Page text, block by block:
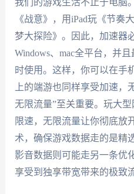
我们的游戏生活不止于电脑
《战意》，用iPad玩《节奏
梦大探险》。因此，加速器
Windows、mac全平台，并
时使用。这样，你可以在手
上的端游也同样享受加速，
无限流量”至关重要。玩大
限速，无限流量让你彻底放
术，确保游戏数据走的是精
影音数据则可能走另一条优
享受到独享带宽带来的极致